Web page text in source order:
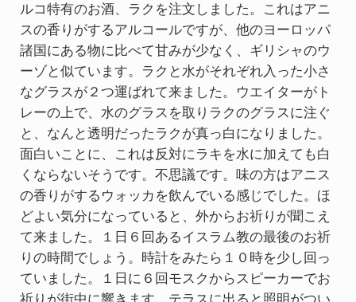
ルコ特有のお酒、ラクを注文しました。これはアニ
スの香りがするアルコールですが、他のヨーロッパ
諸国にある物に比べて甘みが少なく、ギリシャのウ
ーゾと似ています。ラクと水がそれぞれ入った小さ
なグラスが２つ運ばれて来ました。ウエイターがト
レーの上で、水のグラスを取りラクのグラスに注ぐ
と、なんと透明だったラクが真っ白になりました。
面白いことに、これは反対にラキを水に加えても白
くならないそうです。不思議です。味の方はアニス
の香りがするウォッカを飲んでいる感じでした。ほ
どよい気分になっていると、外からお祈りが聞こえ
て来ました。１日６回あるイスラム教の最後のお祈
りの時間でしょう。時計をみたら１０時を少し回っ
ていました。１日に６回モスクからスピーカーでお